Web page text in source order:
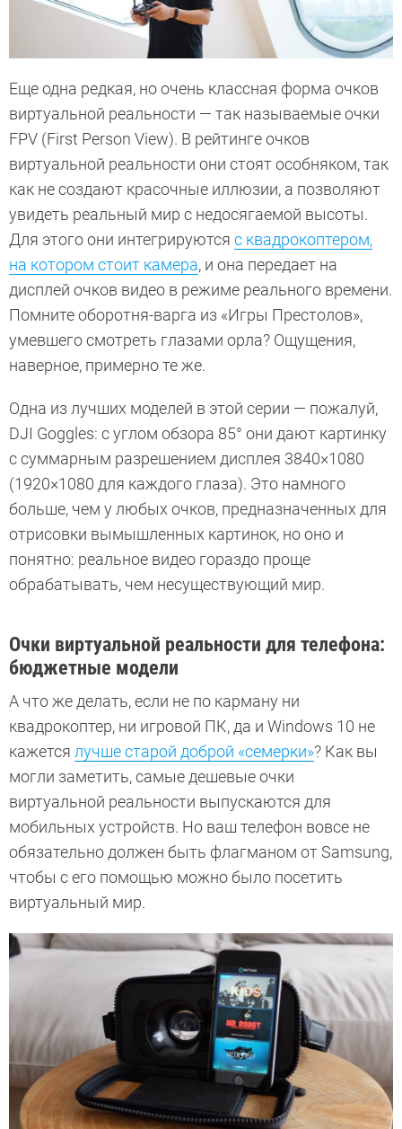
Еще одна редкая, но очень классная форма очков
виртуальной реальности — так называемые очки
FPV (First Person View). В рейтинге очков
виртуальной реальности они стоят особняком, так
как не создают красочные иллюзии, а позволяют
увидеть реальный мир с недосягаемой высоты.
Для этого они интегрируются с квадрокоптером,
на котором стоит камера, и она передает на
дисплей очков видео в режиме реального времени.
Помните оборотня-варга из «Игры Престолов»,
умевшего смотреть глазами орла? Ощущения,
наверное, примерно те же.
Одна из лучших моделей в этой серии — пожалуй,
DJI Goggles: с углом обзора 85° они дают картинку
с суммарным разрешением дисплея 3840×1080
(1920×1080 для каждого глаза). Это намного
больше, чем у любых очков, предназначенных для
отрисовки вымышленных картинок, но оно и
понятно: реальное видео гораздо проще
обрабатывать, чем несуществующий мир.
Очки виртуальной реальности для телефона:
бюджетные модели
А что же делать, если не по карману ни
квадрокоптер, ни игровой ПК, да и Windows 10 не
кажется лучше старой доброй «семерки»? Как вы
могли заметить, самые дешевые очки
виртуальной реальности выпускаются для
мобильных устройств. Но ваш телефон вовсе не
обязательно должен быть флагманом от Samsung,
чтобы с его помощью можно было посетить
виртуальный мир.